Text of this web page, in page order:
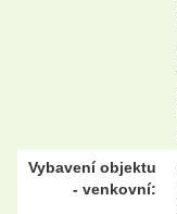
Vybavení objektu
- venkovní: